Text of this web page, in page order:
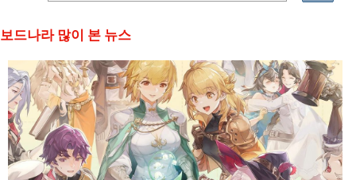
보드나라 많이 본 뉴스